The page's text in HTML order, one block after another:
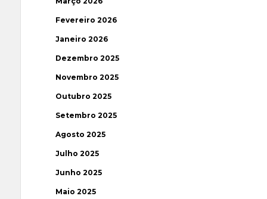
Fevereiro 2026
Janeiro 2026
Dezembro 2025
Novembro 2025
Outubro 2025
Setembro 2025
Agosto 2025
Julho 2025
Junho 2025
Maio 2025